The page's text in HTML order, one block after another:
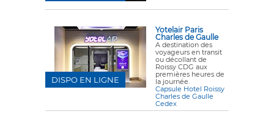
Yotelair Paris
Charles de Gaulle
A destination des
voyageurs en transit
ou décollant de
Roissy CDG aux
premières heures de
la journée.
Capsule Hotel Roissy
Charles de Gaulle
Cedex
DISPO EN LIGNE